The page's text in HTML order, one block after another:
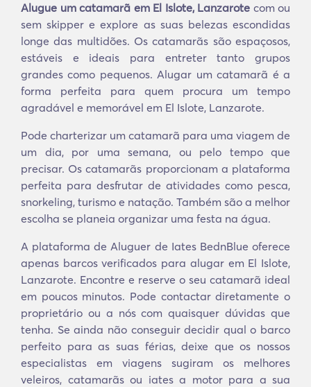
Alugue um catamarã em El Islote, Lanzarote com ou
sem skipper e explore as suas belezas escondidas
longe das multidões. Os catamarãs são espaçosos,
estáveis e ideais para entreter tanto grupos
grandes como pequenos. Alugar um catamarã é a
forma perfeita para quem procura um tempo
agradável e memorável em El Islote, Lanzarote.
Pode charterizar um catamarã para uma viagem de
um dia, por uma semana, ou pelo tempo que
precisar. Os catamarãs proporcionam a plataforma
perfeita para desfrutar de atividades como pesca,
snorkeling, turismo e natação. Também são a melhor
escolha se planeia organizar uma festa na água.
A plataforma de Aluguer de Iates BednBlue oferece
apenas barcos verificados para alugar em El Islote,
Lanzarote. Encontre e reserve o seu catamarã ideal
em poucos minutos. Pode contactar diretamente o
proprietário ou a nós com quaisquer dúvidas que
tenha. Se ainda não conseguir decidir qual o barco
perfeito para as suas férias, deixe que os nossos
especialistas em viagens sugiram os melhores
veleiros, catamarãs ou iates a motor para a sua